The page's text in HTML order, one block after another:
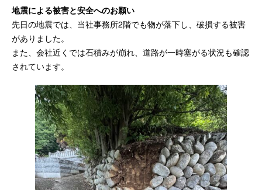
地震による被害と安全へのお願い
先日の地震では、当社事務所2階でも物が落下し、破損する被害
がありました。
また、会社近くでは石積みが崩れ、道路が一時塞がる状況も確認
されています。